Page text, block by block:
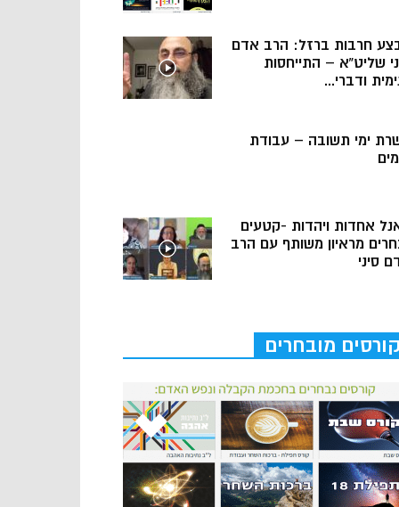
חרבות ברזל: הרב אדם
שליט”א – התייחסות
ודברי...
ימי תשובה – עבודת
אחדות ויהדות -קטעים
מראיון משותף עם הרב
סיני
קורסים מובחרים